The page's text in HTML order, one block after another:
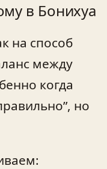
в Бонихуа
на способ
между
когда
но